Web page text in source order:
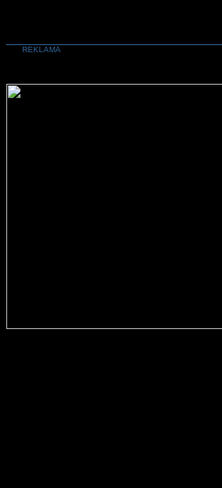
REKLAMA